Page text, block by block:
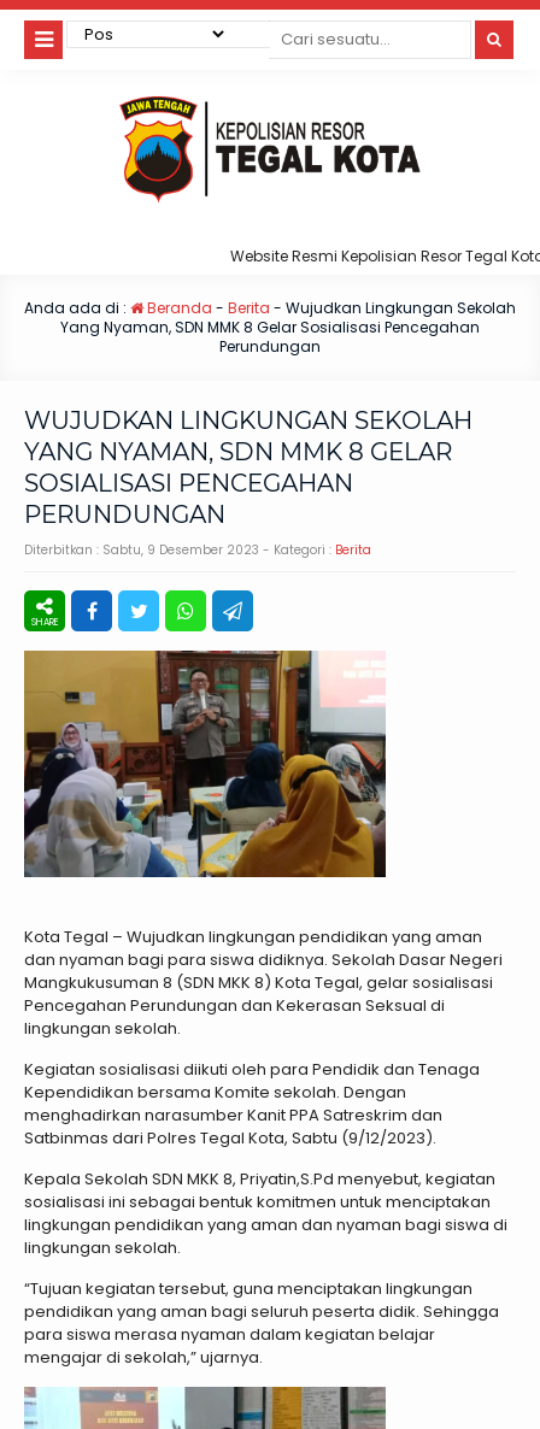
Website Resmi Kepolisian Resor Tegal Kota
Anda ada di : Beranda - Berita - Wujudkan Lingkungan Sekolah
Yang Nyaman, SDN MMK 8 Gelar Sosialisasi Pencegahan
Perundungan
WUJUDKAN LINGKUNGAN SEKOLAH
YANG NYAMAN, SDN MMK 8 GELAR
SOSIALISASI PENCEGAHAN
PERUNDUNGAN
Diterbitkan : Sabtu, 9 Desember 2023 - Kategori : Berita
Kota Tegal – Wujudkan lingkungan pendidikan yang aman
dan nyaman bagi para siswa didiknya. Sekolah Dasar Negeri
Mangkukusuman 8 (SDN MKK 8) Kota Tegal, gelar sosialisasi
Pencegahan Perundungan dan Kekerasan Seksual di
lingkungan sekolah.
Kegiatan sosialisasi diikuti oleh para Pendidik dan Tenaga
Kependidikan bersama Komite sekolah. Dengan
menghadirkan narasumber Kanit PPA Satreskrim dan
Satbinmas dari Polres Tegal Kota, Sabtu (9/12/2023).
Kepala Sekolah SDN MKK 8, Priyatin,S.Pd menyebut, kegiatan
sosialisasi ini sebagai bentuk komitmen untuk menciptakan
lingkungan pendidikan yang aman dan nyaman bagi siswa di
lingkungan sekolah.
“Tujuan kegiatan tersebut, guna menciptakan lingkungan
pendidikan yang aman bagi seluruh peserta didik. Sehingga
para siswa merasa nyaman dalam kegiatan belajar
mengajar di sekolah,” ujarnya.